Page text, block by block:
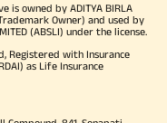
is owned by ADITYA BIRLA
(Trademark Owner) and used by
(ABSLI) under the license.
Registered with Insurance
as Life Insurance